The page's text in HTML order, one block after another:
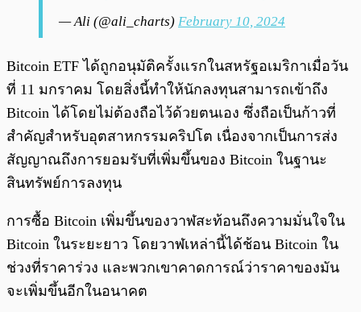
— Ali (@ali_charts) February 10, 2024
Bitcoin ETF ได้ถูกอนุมัติครั้งแรกในสหรัฐอเมริกาเมื่อวัน
ที่ 11 มกราคม โดยสิ่งนี้ทำให้นักลงทุนสามารถเข้าถึง
Bitcoin ได้โดยไม่ต้องถือไว้ด้วยตนเอง ซึ่งถือเป็นก้าวที่
สำคัญสำหรับอุตสาหกรรมคริปโต เนื่องจากเป็นการส่ง
สัญญาณถึงการยอมรับที่เพิ่มขึ้นของ Bitcoin ในฐานะ
สินทรัพย์การลงทุน
การซื้อ Bitcoin เพิ่มขึ้นของวาฬสะท้อนถึงความมั่นใจใน
Bitcoin ในระยะยาว โดยวาฬเหล่านี้ได้ช้อน Bitcoin ใน
ช่วงที่ราคาร่วง และพวกเขาคาดการณ์ว่าราคาของมัน
จะเพิ่มขึ้นอีกในอนาคต